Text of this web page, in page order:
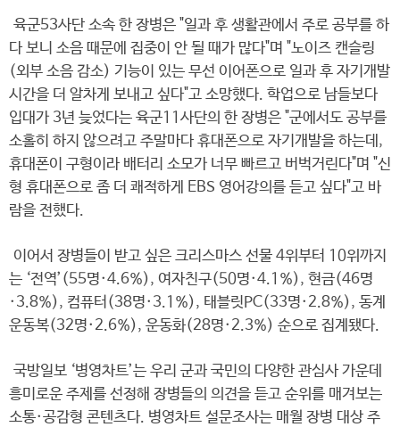
육군53사단 소속 한 장병은 "일과 후 생활관에서 주로 공부를 하
다 보니 소음 때문에 집중이 안 될 때가 많다"며 "노이즈 캔슬링
(외부 소음 감소) 기능이 있는 무선 이어폰으로 일과 후 자기개발
시간을 더 알차게 보내고 싶다"고 소망했다. 학업으로 남들보다
입대가 3년 늦었다는 육군11사단의 한 장병은 "군에서도 공부를
소홀히 하지 않으려고 주말마다 휴대폰으로 자기개발을 하는데,
휴대폰이 구형이라 배터리 소모가 너무 빠르고 버벅거린다"며 "신
형 휴대폰으로 좀 더 쾌적하게 EBS 영어강의를 듣고 싶다"고 바
람을 전했다.
이어서 장병들이 받고 싶은 크리스마스 선물 4위부터 10위까지
는 ‘전역’(55명·4.6%), 여자친구(50명·4.1%), 현금(46명
·3.8%), 컴퓨터(38명·3.1%), 태블릿PC(33명·2.8%), 동계
운동복(32명·2.6%), 운동화(28명·2.3%) 순으로 집계됐다.
국방일보 ‘병영차트’는 우리 군과 국민의 다양한 관심사 가운데
흥미로운 주제를 선정해 장병들의 의견을 듣고 순위를 매겨보는
소통·공감형 콘텐츠다. 병영차트 설문조사는 매월 장병 대상 주